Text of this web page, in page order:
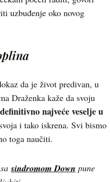
uzbuđenje oko novog
da je život predivan, u
Draženka kaže da svoju
najveće veselje u
i tako iskrena. Svi bismo
toga naučiti.
sasindromom Down pune